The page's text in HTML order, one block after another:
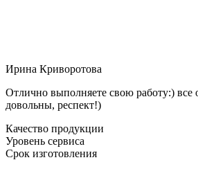
Ирина Криворотова
Отлично выполняете свою работу:) все
довольны, респект!)
Качество продукции
Уровень сервиса
Срок изготовления